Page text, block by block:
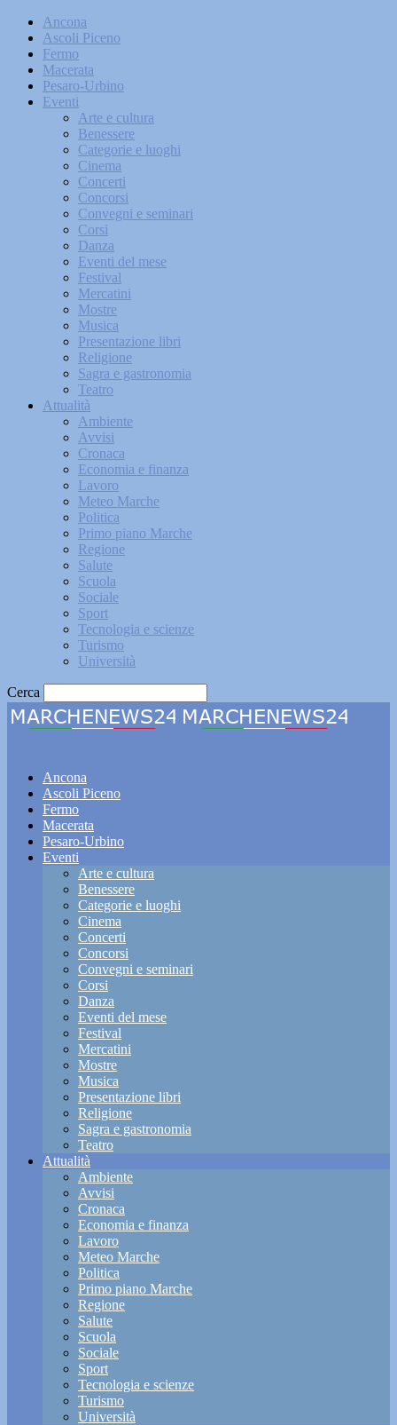
Ancona
Ascoli Piceno
Fermo
Macerata
Pesaro-Urbino
Eventi
Arte e cultura
Benessere
Categorie e luoghi
Cinema
Concerti
Concorsi
Convegni e seminari
Corsi
Danza
Eventi del mese
Festival
Mercatini
Mostre
Musica
Presentazione libri
Religione
Sagra e gastronomia
Teatro
Attualità
Ambiente
Avvisi
Cronaca
Economia e finanza
Lavoro
Meteo Marche
Politica
Primo piano Marche
Regione
Salute
Scuola
Sociale
Sport
Tecnologia e scienze
Turismo
Università
Cerca
Ancona
Ascoli Piceno
Fermo
Macerata
Pesaro-Urbino
Eventi
Arte e cultura
Benessere
Categorie e luoghi
Cinema
Concerti
Concorsi
Convegni e seminari
Corsi
Danza
Eventi del mese
Festival
Mercatini
Mostre
Musica
Presentazione libri
Religione
Sagra e gastronomia
Teatro
Attualità
Ambiente
Avvisi
Cronaca
Economia e finanza
Lavoro
Meteo Marche
Politica
Primo piano Marche
Regione
Salute
Scuola
Sociale
Sport
Tecnologia e scienze
Turismo
Università